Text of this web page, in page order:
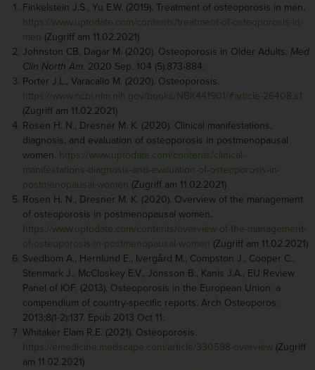
Finkelstein J.S., Yu E.W. (2019). Treatment of osteoporosis in men.
https://www.uptodate.com/contents/treatment-of-osteoporosis-in-
men (Zugriff am 11.02.2021)
Johnston CB, Dagar M. (2020). Osteoporosis in Older Adults. Med
Clin North Am. 2020 Sep. 104 (5):873-884.
Porter J.L., Varacallo M. (2020). Osteoporosis.
https://www.ncbi.nlm.nih.gov/books/NBK441901/#article-26408.s1
(Zugriff am 11.02.2021)
Rosen H. N., Dresner M. K. (2020). Clinical manifestations,
diagnosis, and evaluation of osteoporosis in postmenopausal
women. https://www.uptodate.com/contents/clinical-
manifestations-diagnosis-and-evaluation-of-osteoporosis-in-
postmenopausal-women (Zugriff am 11.02.2021)
Rosen H. N., Dresner M. K. (2020). Overview of the management
of osteoporosis in postmenopausal women.
https://www.uptodate.com/contents/overview-of-the-management-
of-osteoporosis-in-postmenopausal-women (Zugriff am 11.02.2021)
Svedbom A., Hernlund E., Ivergård M., Compston J., Cooper C.,
Stenmark J., McCloskey E.V., Jönsson B., Kanis J.A., EU Review
Panel of IOF. (2013). Osteoporosis in the European Union: a
compendium of country-specific reports. Arch Osteoporos.
2013;8(1-2):137. Epub 2013 Oct 11.
Whitaker Elam R.E. (2021). Osteoporosis.
https://emedicine.medscape.com/article/330598-overview (Zugriff
am 11.02.2021)